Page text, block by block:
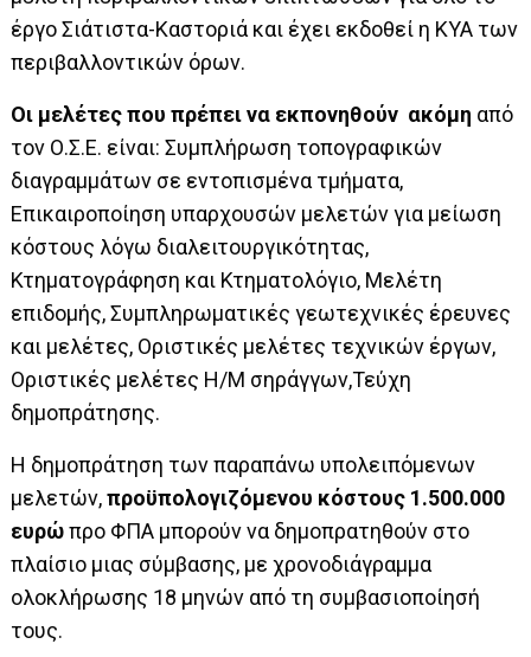
έργο Σιάτιστα-Καστοριά και έχει εκδοθεί η ΚΥΑ των
περιβαλλοντικών όρων.
Οι μελέτες που πρέπει να εκπονηθούν ακόμη από
τον Ο.Σ.Ε. είναι: Συμπλήρωση τοπογραφικών
διαγραμμάτων σε εντοπισμένα τμήματα,
Επικαιροποίηση υπαρχουσών μελετών για μείωση
κόστους λόγω διαλειτουργικότητας,
Κτηματογράφηση και Κτηματολόγιο, Μελέτη
επιδομής, Συμπληρωματικές γεωτεχνικές έρευνες
και μελέτες, Οριστικές μελέτες τεχνικών έργων,
Οριστικές μελέτες Η/Μ σηράγγων,Τεύχη
δημοπράτησης.
Η δημοπράτηση των παραπάνω υπολειπόμενων
μελετών,προϋπολογιζόμενου κόστους 1.500.000
ευρώπρο ΦΠΑ μπορούν να δημοπρατηθούν στο
πλαίσιο μιας σύμβασης, με χρονοδιάγραμμα
ολοκλήρωσης 18 μηνών από τη συμβασιοποίησή
τους.